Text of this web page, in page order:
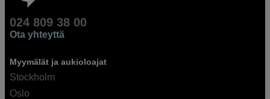
024 809 38 00
Ota yhteyttä
Myymälät ja aukioloajat
Stockholm
Oslo